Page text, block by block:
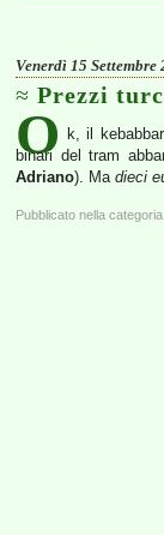
Venerdì 15 Settembre
Prezzi
O k, il
binari del tram
Adriano). Ma dieci
Pubblicato nella categoria